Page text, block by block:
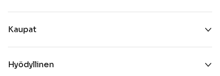
Kaupat
Hyödyllinen